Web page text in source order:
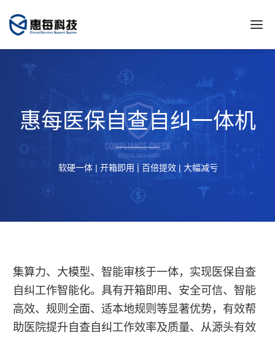
惠每医保自查自纠一体机
软硬一体 | 开箱即用 | 百倍提效 | 大幅减亏
集算力、大模型、智能审核于一体，实现医保自查
自纠工作智能化。具有开箱即用、安全可信、智能
高效、规则全面、适本地规则等显著优势，有效帮
助医院提升自查自纠工作效率及质量、从源头有效